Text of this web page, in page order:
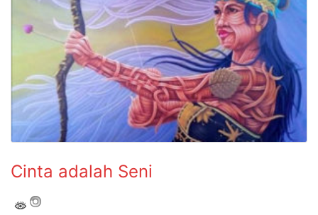
Cinta adalah Seni